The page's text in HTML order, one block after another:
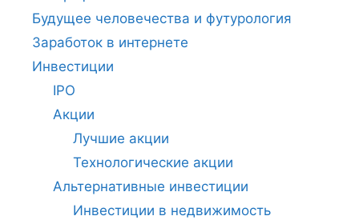
Будущее человечества и футурология
Заработок в интернете
Инвестиции
IPO
Акции
Лучшие акции
Технологические акции
Альтернативные инвестиции
Инвестиции в недвижимость